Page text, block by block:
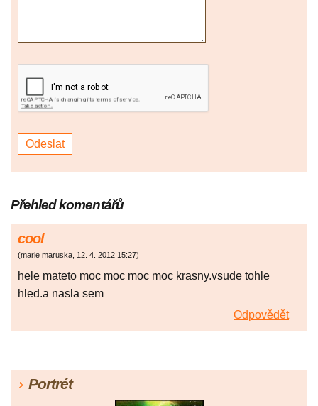
Přehled komentářů
cool
(marie maruska, 12. 4. 2012 15:27)
hele mateto moc moc moc moc krasny.vsude tohle
hled.a nasla sem
Odpovědět
Portrét